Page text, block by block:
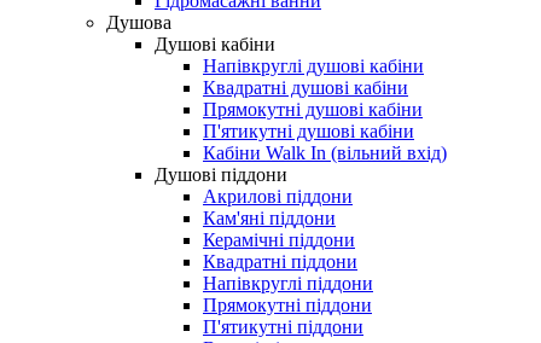
Душова
Душові кабіни
Напівкруглі душові кабіни
Квадратні душові кабіни
Прямокутні душові кабіни
П'ятикутні душові кабіни
Кабіни Walk In (вільний вхід)
Душові піддони
Акрилові піддони
Кам'яні піддони
Керамічні піддони
Квадратні піддони
Напівкруглі піддони
Прямокутні піддони
П'ятикутні піддони